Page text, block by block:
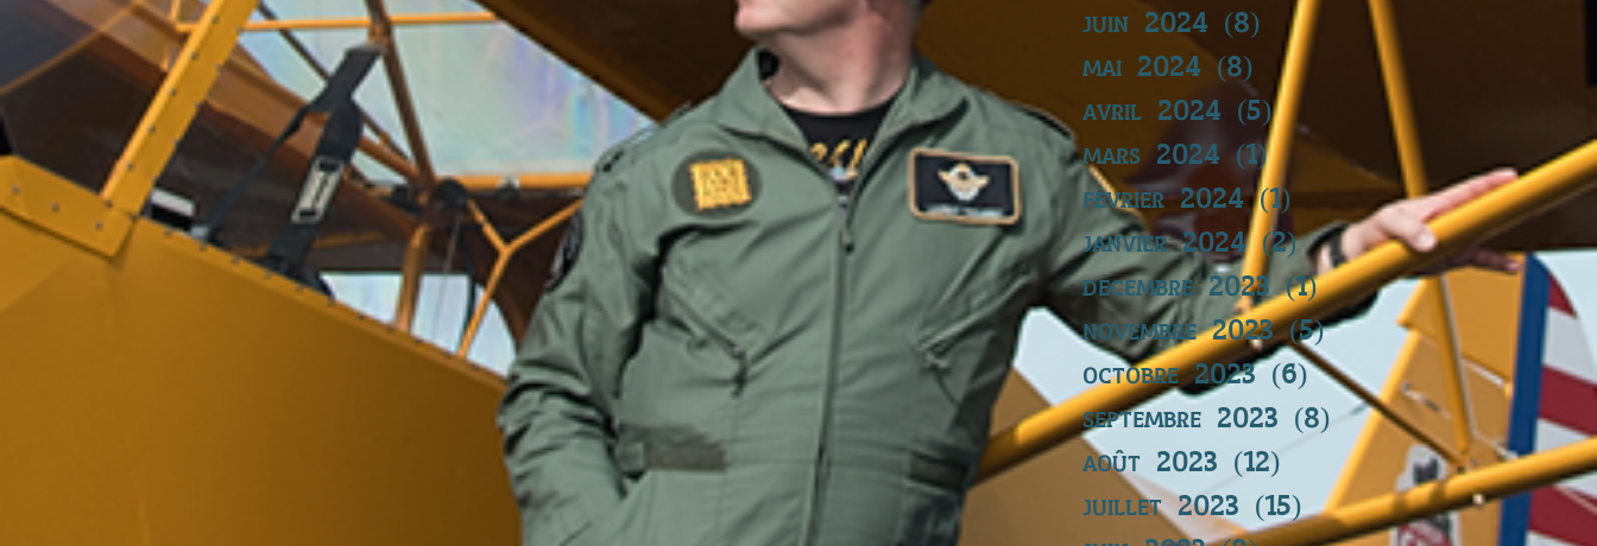
juin 2024 (8) 8 posts
mai 2024 (8) 8 posts
avril 2024 (5)5 posts
mars 2024 (1)1 post
février 2024 (1)1 post
janvier 2024 (2)2 posts
décembre 2023 (1)1 post
novembre 2023 (5)5 posts
octobre 2023 (6)6 posts
septembre 2023 (8) 8 posts
août 2023 (12) 12 posts
juillet 2023 (15) 15 posts